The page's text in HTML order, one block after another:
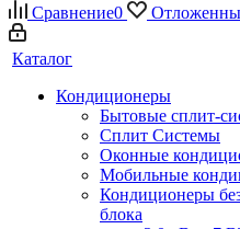
Сравнение0
Каталог
Кондиционеры
Бытовые сплит-
Сплит Системы
Оконные
Мобильные
Кондиционеры
блока